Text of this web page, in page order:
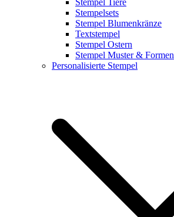
Stempel Tiere
Stempelsets
Stempel Blumenkränze
Textstempel
Stempel Ostern
Stempel Muster & Formen
Personalisierte Stempel